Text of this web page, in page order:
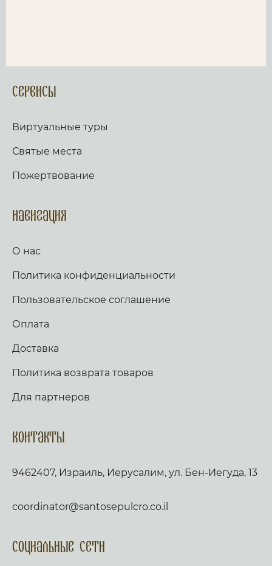
Сервисы
Виртуальные туры
Святые места
Пожертвование
Навигация
О нас
Политика конфиденциальности
Пользовательское соглашение
Оплата
Доставка
Политика возврата товаров
Для партнеров
Контакты
9462407, Израиль, Иерусалим, ул. Бен-Иегуда, 13
coordinator@santosepulcro.co.il
Социальные сети